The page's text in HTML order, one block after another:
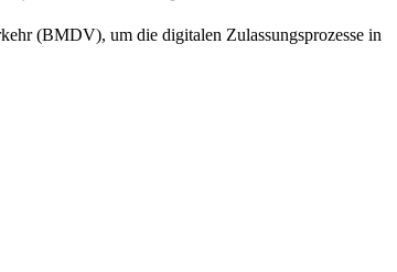
(BMDV), um die digitalen Zulassungsprozesse in